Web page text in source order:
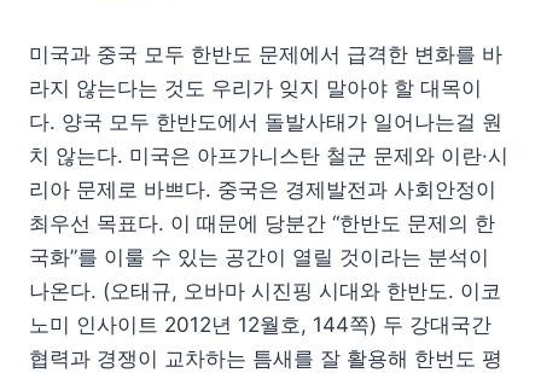
미국과 중국 모두 한반도 문제에서 급격한 변화를 바
라지 않는다는 것도 우리가 잊지 말아야 할 대목이
다. 양국 모두 한반도에서 돌발사태가 일어나는걸 원
치 않는다. 미국은 아프가니스탄 철군 문제와 이란·시
리아 문제로 바쁘다. 중국은 경제발전과 사회안정이
최우선 목표다. 이 때문에 당분간 “한반도 문제의 한
국화”를 이룰 수 있는 공간이 열릴 것이라는 분석이
나온다. (오태규, 오바마 시진핑 시대와 한반도. 이코
노미 인사이트 2012년 12월호, 144쪽) 두 강대국간
협력과 경쟁이 교차하는 틈새를 잘 활용해 한번도 평